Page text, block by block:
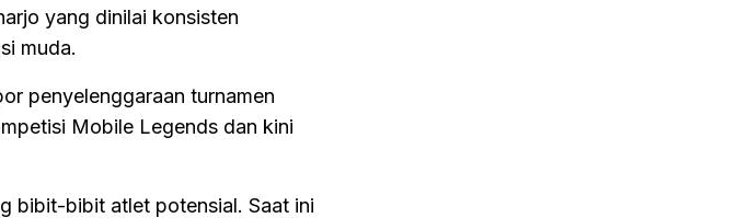
yang dinilai konsisten
muda.
penyelenggaraan turnamen
Mobile Legends dan kini
bibit-bibit atlet potensial. Saat ini